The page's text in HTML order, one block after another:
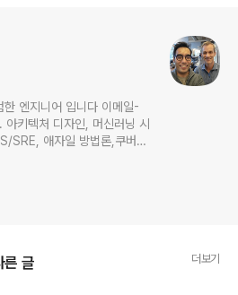
한 엔지니어 입니다 이메일-
키텍처 디자인, 머신러닝 시
SRE, 애자일 방법론,쿠버네
:
terrycho75/
른 글 더보기